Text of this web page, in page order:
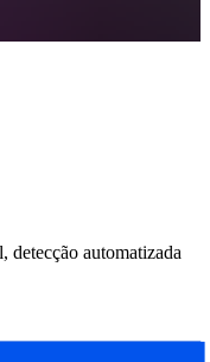
automatizada